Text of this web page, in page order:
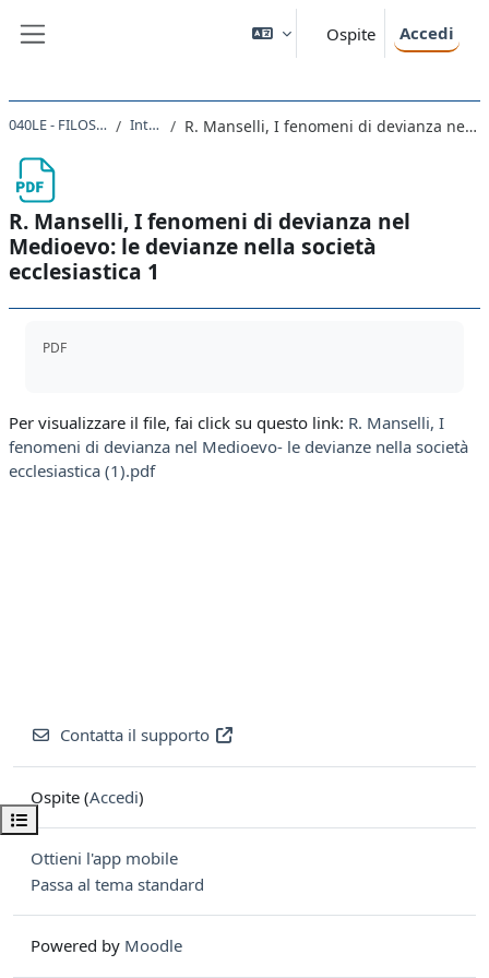
Ospite Accedi
Apri indice del corso
040LE - FILOSOFIA MORALE 2019 Introduzione R. Manselli, I fenomeni di devianza nel Medioevo: le devianze nella società ecclesiastica 1
R. Manselli, I fenomeni di devianza nel
Medioevo: le devianze nella società
ecclesiastica 1
PDF
Per visualizzare il file, fai click su questo link: R. Manselli, I
fenomeni di devianza nel Medioevo- le devianze nella società
ecclesiastica (1).pdf
Contatta il supporto
Ospite (Accedi)
Ottieni l'app mobile
Passa al tema standard
Powered by Moodle